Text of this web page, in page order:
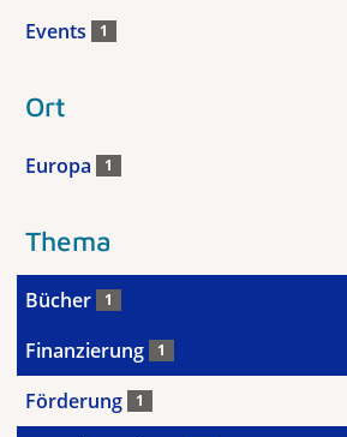
Events 1
Ort
Europa 1
Thema
Bücher 1
Finanzierung 1
Förderung 1